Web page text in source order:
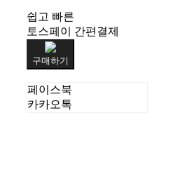
쉽고 빠른
토스페이 간편결제
구매하기
페이스북
카카오톡